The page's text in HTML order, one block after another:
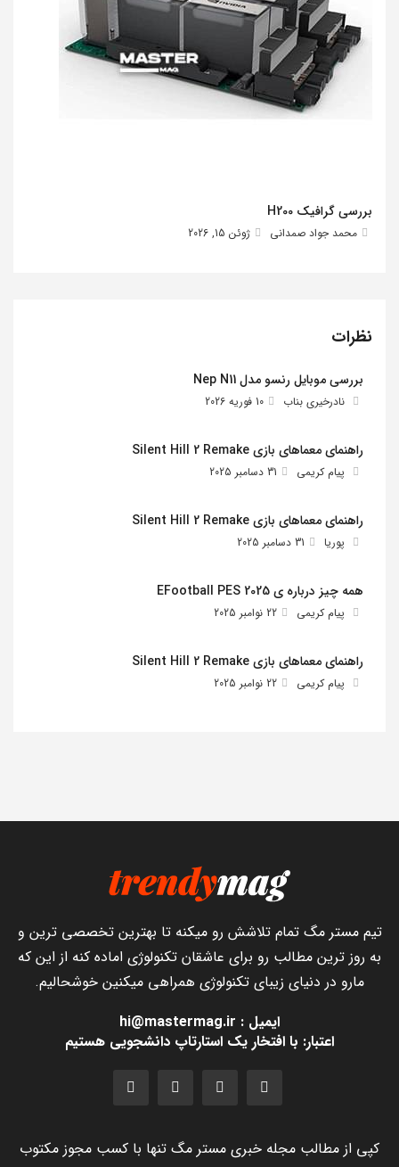
بررسی گرافیک H200
محمد جواد صمدانی ژوئن 15, 2026
نظرات
بررسی موبایل رنسو مدل Nep N11
نادرخیری بناب 10 فوریه 2026
راهنمای معماهای بازی Silent Hill 2 Remake
پیام کریمی 31 دسامبر 2025
راهنمای معماهای بازی Silent Hill 2 Remake
پوریا 31 دسامبر 2025
همه چیز درباره ی EFootball PES 2025
پیام کریمی 22 نوامبر 2025
راهنمای معماهای بازی Silent Hill 2 Remake
پیام کریمی 22 نوامبر 2025
تیم مستر مگ تمام تلاشش رو میکنه تا بهترین تخصصی ترین و
به روز ترین مطالب رو برای عاشقان تکنولوژی اماده کنه از این که
مارو در دنیای زیبای تکنولوژی همراهی میکنین خوشحالیم.
ایمیل : hi@mastermag.ir
اعتبار: با افتخار یک استارتاپ دانشجویی هستیم
کپی از مطالب مجله خبری مستر مگ تنها با کسب مجوز مکتوب